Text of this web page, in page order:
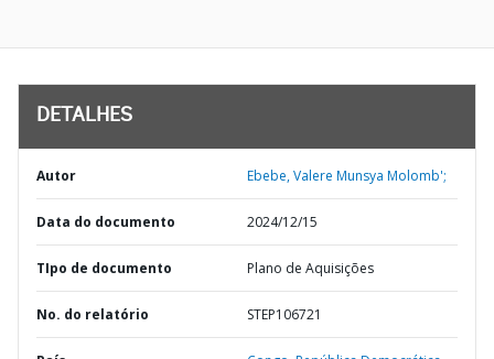
DETALHES
Autor Ebebe, Valere Munsya Molomb';
Data do documento 2024/12/15
TIpo de documento Plano de Aquisições
No. do relatório STEP106721